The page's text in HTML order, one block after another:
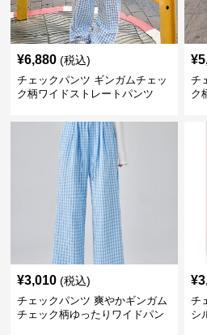
¥6,880 (税込)
チェックパンツ ギンガムチェッ
ク柄ワイドストレートパンツ
¥
チ
ク
¥3,010 (税込)
チェックパンツ 爽やかギンガム
チェック柄ゆったりワイドパン
¥
チ
シ